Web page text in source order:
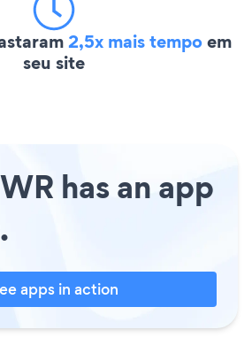
2,5x mais tempoem
seu site
has an app
apps in action